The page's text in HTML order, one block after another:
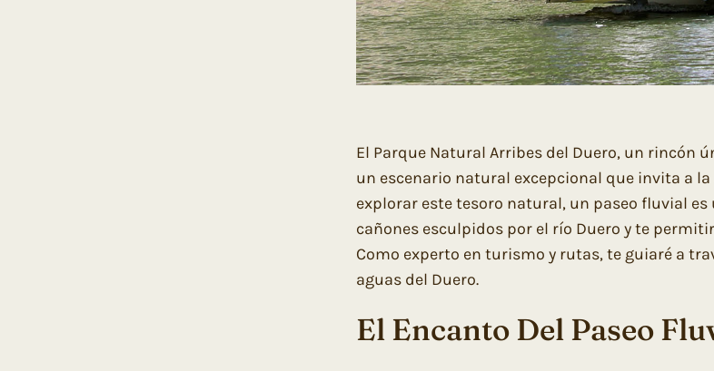
El Parque Natural Arribes del Duero, un rincón
un escenario natural excepcional que invita a
explorar este tesoro natural, un paseo fluvial
cañones esculpidos por el río Duero y te
Como experto en turismo y rutas, te guiaré a
aguas del Duero.
El Encanto Del Paseo